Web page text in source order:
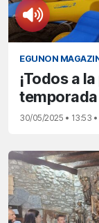
EGUNON
¡Todos a
30/05/2025 • 13:53 •